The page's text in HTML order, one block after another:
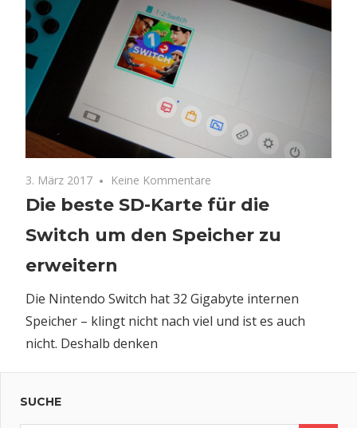
3. März 2017 Keine Kommentare
Die beste SD-Karte für die
Switch um den Speicher zu
erweitern
Die Nintendo Switch hat 32 Gigabyte internen
Speicher – klingt nicht nach viel und ist es auch
nicht. Deshalb denken
SUCHE